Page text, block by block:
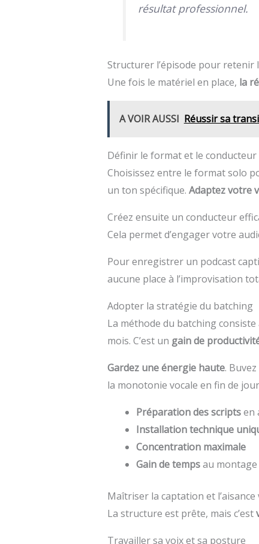
résultat professionnel.
Structurer l’épisode pour retenir
Une fois le matériel en place, la
A VOIR AUSSI Réussir sa
Définir le format et le conducteur
Choisissez entre le format solo
un ton spécifique. Adaptez votre
Créez ensuite un conducteur
Cela permet d’engager votre
Pour enregistrer un podcast
aucune place à l’improvisation
Adopter la stratégie du batching
La méthode du batching
mois. C’est un gain de
Gardez une énergie haute.
la monotonie vocale en fin de
Préparation des scriptsen
Installation technique
Concentration maximale
Gain de tempsau montage
Maîtriser la captation et l’aisance
La structure est prête, mais c’est
Travailler sa voix et sa posture